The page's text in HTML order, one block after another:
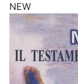
NEW